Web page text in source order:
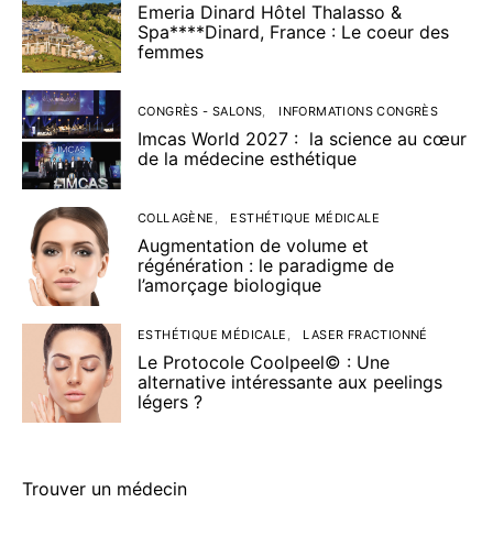
Emeria Dinard Hôtel Thalasso &
Spa****Dinard, France : Le coeur des
femmes
CONGRÈS - SALONS INFORMATIONS CONGRÈS
Imcas World 2027 : la science au cœur
de la médecine esthétique
COLLAGÈNE ESTHÉTIQUE MÉDICALE
Augmentation de volume et
régénération : le paradigme de
l’amorçage biologique
ESTHÉTIQUE MÉDICALE LASER FRACTIONNÉ
Le Protocole Coolpeel© : Une
alternative intéressante aux peelings
légers ?
Trouver un médecin